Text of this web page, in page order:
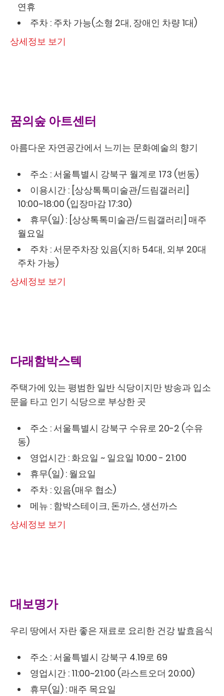
연휴
주차 : 주차 가능(소형 2대, 장애인 차량 1대)
상세정보 보기
꿈의숲 아트센터
아름다운 자연공간에서 느끼는 문화예술의 향기
주소 : 서울특별시 강북구 월계로 173 (번동)
이용시간 : [상상톡톡미술관/드림갤러리]
10:00~18:00 (입장마감 17:30)
휴무(일) : [상상톡톡미술관/드림갤러리] 매주
월요일
주차 : 서문주차장 있음(지하 54대, 외부 20대
주차 가능)
상세정보 보기
다래함박스텍
주택가에 있는 평범한 일반 식당이지만 방송과 입소
문을 타고 인기 식당으로 부상한 곳
주소 : 서울특별시 강북구 수유로 20-2 (수유
동)
영업시간 : 화요일 ~ 일요일 10:00 - 21:00
휴무(일) : 월요일
주차 : 있음(매우 협소)
메뉴 : 함박스테이크, 돈까스, 생선까스
상세정보 보기
대보명가
우리 땅에서 자란 좋은 재료로 요리한 건강 발효음식
주소 : 서울특별시 강북구 4.19로 69
영업시간 : 11:00~21:00 (라스트오더 20:00)
휴무(일) : 매주 목요일